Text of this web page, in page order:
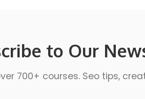
to Our
700+ courses. Seo tips,